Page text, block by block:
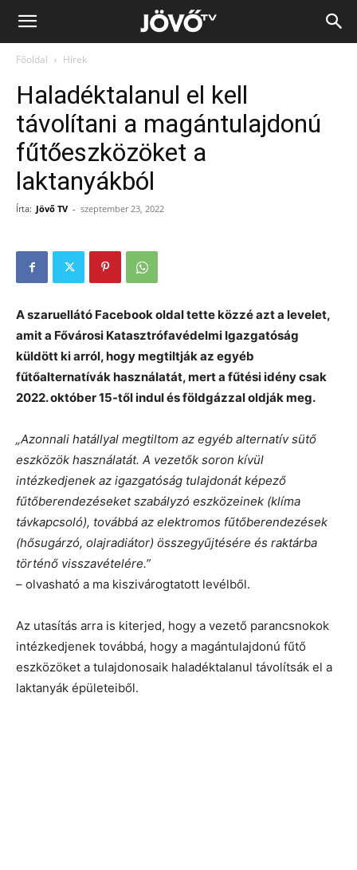
Jövő
Főoldal Hírek
Haladéktalanul el kell
távolítani a magántulajdonú
fűtőeszközöket a
laktanyákból
Írta: Jövő TV - szeptember 23, 2022
A szaruellátó Facebook oldal tette közzé azt a levelet,
amit a Fővárosi Katasztrófavédelmi Igazgatóság
küldött ki arról, hogy megtiltják az egyéb
fűtőalternatívák használatát, mert a fűtési idény csak
2022. október 15-től indul és földgázzal oldják meg.
„Azonnali hatállyal megtiltom az egyéb alternatív sütő
eszközök használatát. A vezetők soron kívül
intézkedjenek az igazgatóság tulajdonát képező
fűtőberendezéseket szabályzó eszközeinek (klíma
távkapcsoló), továbbá az elektromos fűtőberendezések
(hősugárzó, olajradiátor) összegyűjtésére és raktárba
történő visszavételére.”
– olvasható a ma kiszivárogtatott levélből.
Az utasítás arra is kiterjed, hogy a vezető parancsnokok
intézkedjenek továbbá, hogy a magántulajdonú fűtő
eszközöket a tulajdonosaik haladéktalanul távolítsák el a
laktanyák épületeiből.